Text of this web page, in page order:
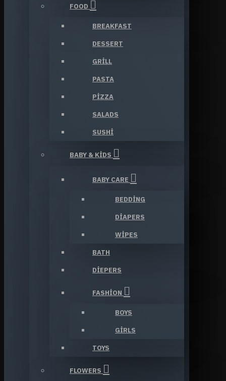
FOOD
BREAKFAST
DESSERT
GRILL
PASTA
PIZZA
SALADS
SUSHI
BABY & KIDS
BABY CARE
BEDDING
DIAPERS
WIPES
BATH
DIEPERS
FASHION
BOYS
GIRLS
TOYS
FLOWERS